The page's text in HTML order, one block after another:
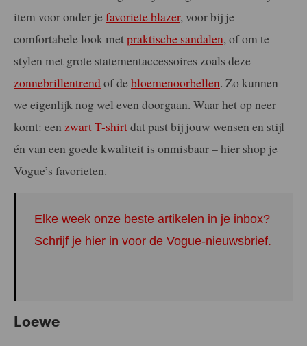
item voor onder je favoriete blazer, voor bij je
comfortabele look metpraktische sandalen, of om te
stylen met grote statementaccessoires zoals deze
zonnebrillentrendof de bloemenoorbellen. Zo kunnen
we eigenlijk nog wel even doorgaan. Waar het op neer
komt: een zwart T-shirtdat past bij jouw wensen en stijl
én van een goede kwaliteit is onmisbaar – hier shop je
Vogue’s favorieten.
Elke week onze beste artikelen in je inbox?
Schrijf je hier in voor de Vogue-nieuwsbrief.
Loewe